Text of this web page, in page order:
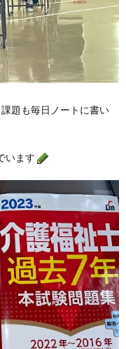
課題も毎日ノートに書い
います